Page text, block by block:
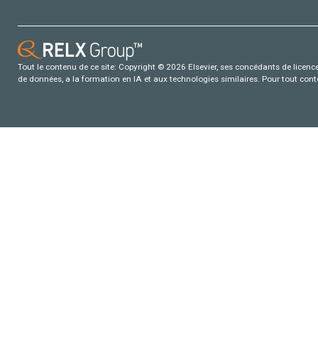
Tout le contenu de ce site: Copyright © 2026 Elsevier, ses concédants de
de données, a la formation en IA et aux technologies similaires. Pour tout